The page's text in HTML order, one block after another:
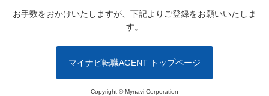
お手数をおかけいたしますが、下記よりご登録をお願いいたしま
す。
マイナビ転職AGENT トップページ
Copyright © Mynavi Corporation